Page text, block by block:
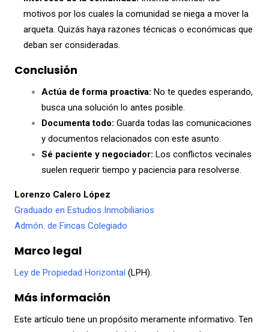
motivos por los cuales la comunidad se niega a mover la
arqueta. Quizás haya razones técnicas o económicas que
deban ser consideradas.
Conclusión
Actúa de forma proactiva: No te quedes esperando,
busca una solución lo antes posible.
Documenta todo: Guarda todas las comunicaciones
y documentos relacionados con este asunto.
Sé paciente y negociador: Los conflictos vecinales
suelen requerir tiempo y paciencia para resolverse.
Lorenzo Calero López
Graduado en Estudios Inmobiliarios
Admón. de Fincas Colegiado
Marco legal
Ley de Propiedad Horizontal (LPH).
Más información
Este artículo tiene un propósito meramente informativo. Ten